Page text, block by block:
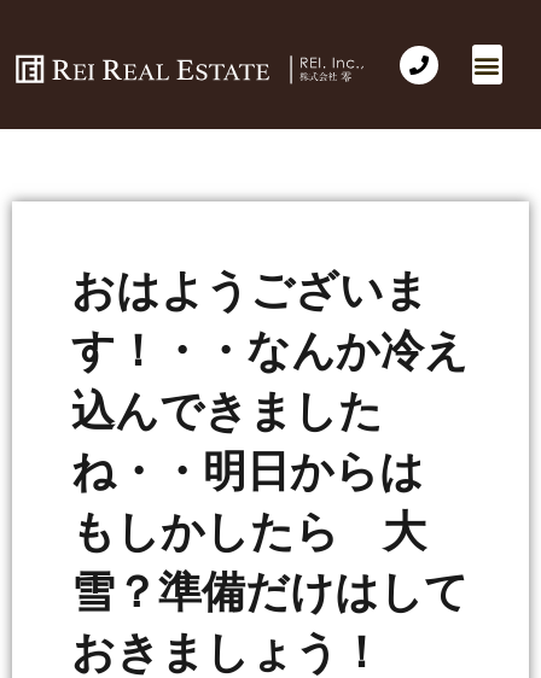
おはようございま
す！・・なんか冷え
込んできました
ね・・明日からは
もしかしたら 大
雪？準備だけはして
おきましょう！